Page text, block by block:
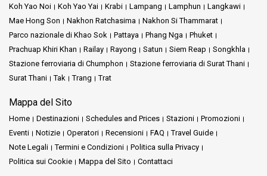
Koh Yao Noi
Koh Yao Yai Krabi Lampang Lamphun
Langkawi
Mae Hong Son
Nakhon Ratchasima
Nakhon Si Thammarat
Parco nazionale di Khao Sok
Pattaya Phang Nga
Phuket
Prachuap Khiri Khan
Railay Rayong Satun Siem Reap
Songkhla
Stazione ferroviaria di Chumphon
Stazione ferroviaria di Surat Thani
Surat Thani
Tak Trang Trat
Mappa del Sito
Home Destinazioni Schedules and Prices Stazioni
Promozioni
Eventi
Notizie Operatori Recensioni FAQ
Travel Guide
Note Legali
Termini e Condizioni
Politica sulla Privacy
Politica sui Cookie
Mappa del Sito Contattaci